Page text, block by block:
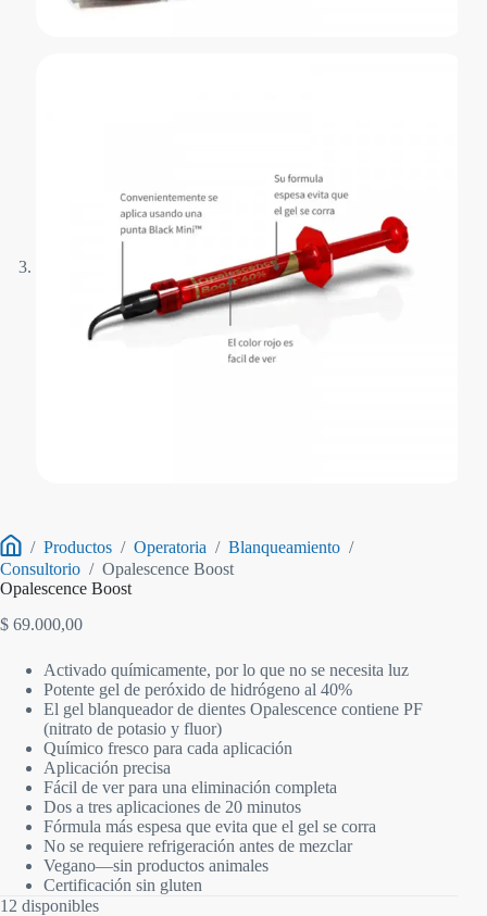
Inicio
/ Productos / Operatoria / Blanqueamiento /
Consultorio / Opalescence Boost
Opalescence Boost
$ 69.000,00
Activado químicamente, por lo que no se necesita luz
Potente gel de peróxido de hidrógeno al 40%
El gel blanqueador de dientes Opalescence contiene PF
(nitrato de potasio y fluor)
Químico fresco para cada aplicación
Aplicación precisa
Fácil de ver para una eliminación completa
Dos a tres aplicaciones de 20 minutos
Fórmula más espesa que evita que el gel se corra
No se requiere refrigeración antes de mezclar
Vegano—sin productos animales
Certificación sin gluten
12 disponibles